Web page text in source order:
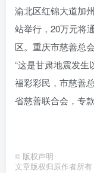
渝北区红锦大道加
站举行，20万元将
区。重庆市慈善总
“这是甘肃地震发
福彩彩民，市慈善
省慈善联合会，专
© 版权声明
文章版权归原作者所有